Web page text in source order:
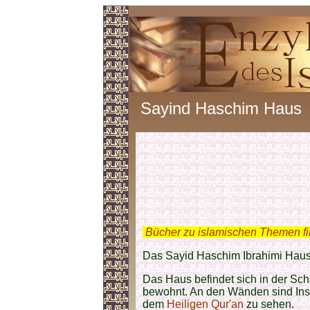
Sayind Haschim Haus
Bücher zu islamischen Themen
Das Sayid Haschim Ibrahimi
Das Haus befindet sich in der
bewohnt. An den Wänden sind
demHeiligen Qur'anzu sehen.